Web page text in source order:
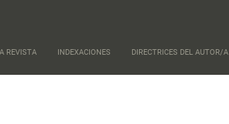
REVISTA INDEXACIONES DIRECTRICES DEL AUTOR/A